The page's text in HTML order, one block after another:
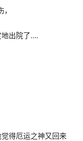
地出院了….
得厄运之神又回来